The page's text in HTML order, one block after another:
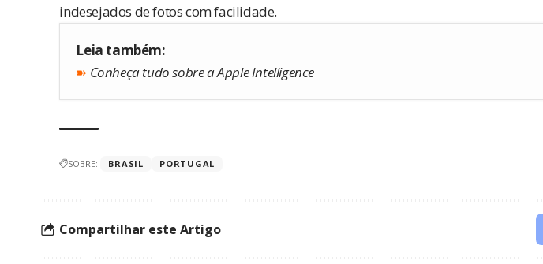
indesejados de fotos com facilidade.
Leia também:
➽ Conheça tudo sobre a Apple Intelligence
SOBRE: BRASIL PORTUGAL
Compartilhar este Artigo